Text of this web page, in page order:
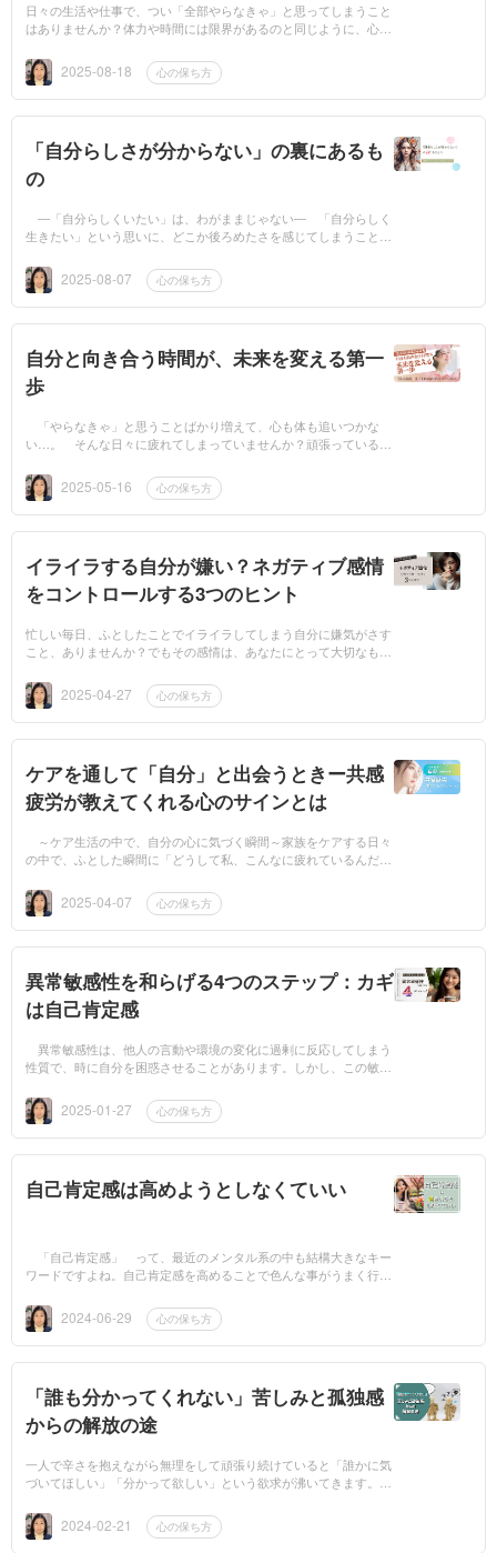
日々の生活や仕事で、つい「全部やらなきゃ」と思ってしまうこと
はありませんか？体力や時間には限界があるのと同じように、心に
続けると、ス...
2025-08-18 心の保ち方
「自分らしさが分からない」の裏にあるも
の
―「自分らしくいたい」は、わがままじゃない― 「自分らしく
生きたい」という思いに、どこか後ろめたさを感じてしまうことは
えを主張すると...
2025-08-07 心の保ち方
自分と向き合う時間が、未来を変える第一
歩
「やらなきゃ」と思うことばかり増えて、心も体も追いつかな
い…。 そんな日々に疲れてしまっていませんか？頑張っているの
い未来」が見え...
2025-05-16 心の保ち方
イライラする自分が嫌い？ネガティブ感情
をコントロールする3つのヒント
忙しい毎日、ふとしたことでイライラしてしまう自分に嫌気がさす
こと、ありませんか？でもその感情は、あなたにとって大切なもの
な感情とうま...
2025-04-27 心の保ち方
ケアを通して「自分」と出会うときー共感
疲労が教えてくれる心のサインとは
～ケア生活の中で、自分の心に気づく瞬間～家族をケアする日々
の中で、ふとした瞬間に「どうして私、こんなに疲れているんだろ
に、心が重い...
2025-04-07 心の保ち方
異常敏感性を和らげる4つのステップ：カギ
は自己肯定感
異常敏感性は、他人の言動や環境の変化に過剰に反応してしまう
性質で、時に自分を困惑させることがあります。しかし、この敏感
を持っています...
2025-01-27 心の保ち方
自己肯定感は高めようとしなくていい
「自己肯定感」 って、最近のメンタル系の中も結構大きなキー
ワードですよね。自己肯定感を高めることで色んな事がうまく行
己肯定感の高め...
2024-06-29 心の保ち方
「誰も分かってくれない」苦しみと孤独感
からの解放の途
一人で辛さを抱えながら無理をして頑張り続けていると「誰かに気
づいてほしい」「分かって欲しい」という欲求が沸いてきます。辛
のは自然なこと...
2024-02-21 心の保ち方